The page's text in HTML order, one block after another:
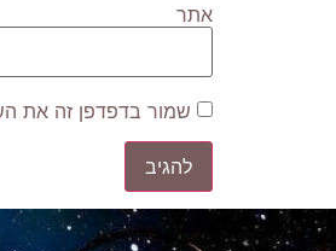
אתר
שמור בדפדפן זה את